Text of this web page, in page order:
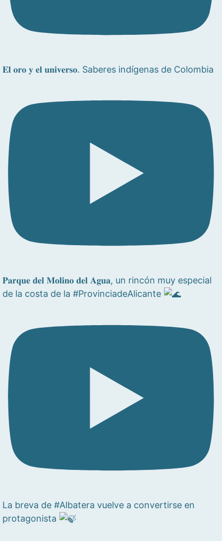
𝐄𝐥 𝐨𝐫𝐨 𝐲 𝐞𝐥 𝐮𝐧𝐢𝐯𝐞𝐫𝐬𝐨. Saberes indígenas de Colombia
𝐏𝐚𝐫𝐪𝐮𝐞 𝐝𝐞𝐥 𝐌𝐨𝐥𝐢𝐧𝐨 𝐝𝐞𝐥 𝐀𝐠𝐮𝐚, un rincón muy especial
de la costa de la #ProvinciadeAlicante
La breva de #Albatera vuelve a convertirse en
protagonista